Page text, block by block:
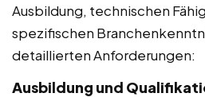
Ausbildung, technischen
spezifischen
detaillierten Anforderungen:
Ausbildung und